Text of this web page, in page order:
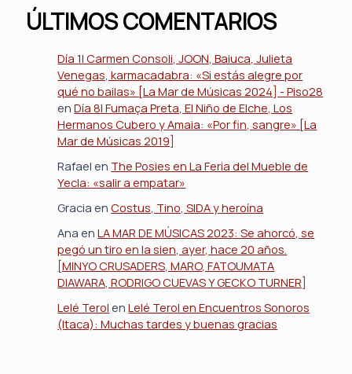
ÚLTIMOS COMENTARIOS
Día 1| Carmen Consoli, JOON, Baiuca, Julieta
Venegas, karmacadabra: «Si estás alegre por
qué no bailas» [La Mar de Músicas 2024] - Piso28
enDía 8| Fumaça Preta, El Niño de Elche, Los
Hermanos Cubero y Amaia: «Por fin, sangre» [La
Mar de Músicas 2019]
Rafael en The Posies en La Feria del Mueble de
Yecla: «salir a empatar»
Gracia enCostus, Tino, SIDA y heroína
Ana enLA MAR DE MÚSICAS 2023: Se ahorcó, se
pegó un tiro en la sien, ayer, hace 20 años.
[MINYO CRUSADERS, MARO, FATOUMATA
DIAWARA, RODRIGO CUEVAS Y GECKO TURNER]
Lelé Terol enLelé Terol en Encuentros Sonoros
(Itaca): Muchas tardes y buenas gracias